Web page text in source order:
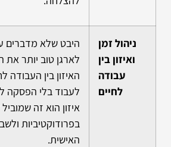
ניהול זמן
ואיזון בין
עבודה
לחיים
היבט שלא מדברים
לארגן טוב יותר את
האיזון בין העבודה
לעבוד בלי הפסקה
איזון הוא זה
בפרודוקטיביות
האישית.